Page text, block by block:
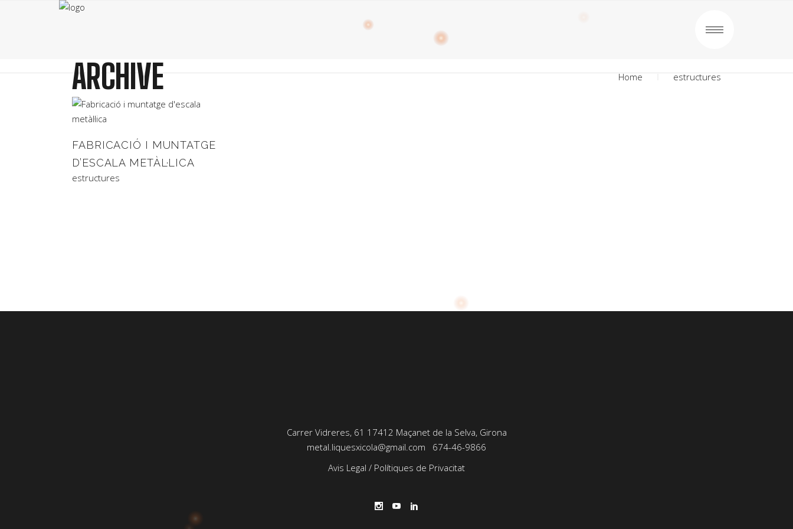
ARCHIVE Home estructures
FABRICACIÓ I MUNTATGE
D’ESCALA METÀL·LICA
estructures
Carrer Vidreres, 61 17412 Maçanet de la Selva, Girona
metal.liquesxicola@gmail.com
674-46-9866
Avis Legal / Polítiques de Privacitat